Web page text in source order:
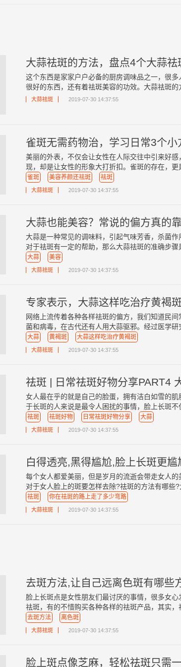
大蒜祛斑的方法，盘点4个大蒜祛
这个东西是家家户户必备的厨房调味品之一，很
很好的东西，还有着祛斑美容的功效。大蒜祛斑
大蒜祛斑 2019-07-30 14:37:55
雀斑无需药物治，学习日常3个
美丽的外表，不仅会让女性在人际交往中引来好
现，却是让女性的形象大打折扣。雀斑的存在，
雀斑 美容养颜还祛斑 祛斑
大蒜祛斑 2019-07-30 14:37:55
大蒜也能美容？常说的偏方真的
大蒜是一种常见的调味料，引起气味芳香，杀菌
对于祛斑有一定的帮助，那么大蒜祛斑的准确步
大蒜 美容
大蒜祛斑 2019-07-30 14:37:55
专家表示，大蒜这样吃治疗黄褐
网络上流传着各种各样祛斑的偏方，我们知道民
菌和病毒，在古代还有人用大蒜驱邪。经过医学
大蒜 黄褐斑 大蒜这样吃治疗黄褐斑
大蒜祛斑 2019-07-30 14:37:55
祛斑 | 日常祛斑好物分享PART4
女人最在乎的就是自己的脸蛋，拥有洁白如雪的
于长斑的人来说是最令人困扰的事情，脸上长斑
祛斑 祛斑好物 日常祛斑好物分享 大蒜
大蒜祛斑 2019-07-30 14:37:55
白得透亮,黑得尴尬,脸上长斑更尴
每个女人都爱美丽，但是岁月的流逝会带走女人
对于女人脸上的斑要怎样去除?祛斑的方法有哪些
祛斑 你在祛斑的路上走了多少弯路
大蒜祛斑 2019-07-30 14:37:55
去斑方法,让自己远离色斑有哪些
脸上长斑点是女性朋友们最讨厌的事情，很多女
祛斑，有的不惜购买各种各样的祛斑产品，其实
去斑方法 离色斑
大蒜祛斑 2019-07-30 14:37:55
脸上斑点像芝麻，轻松祛斑只需